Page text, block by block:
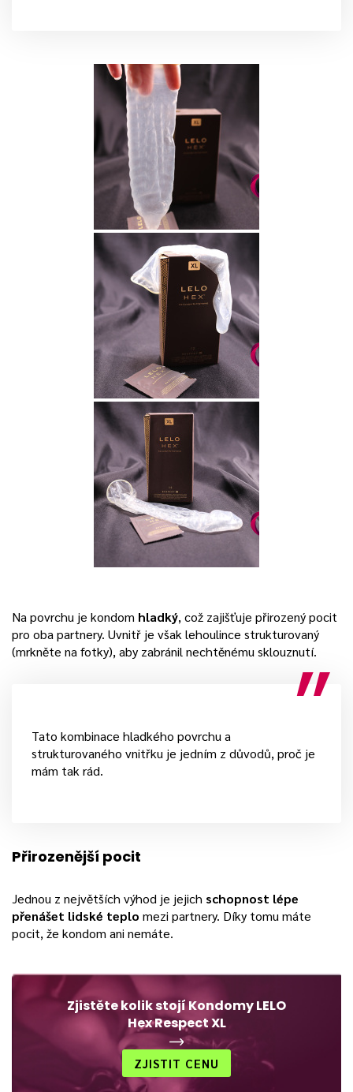
Na povrchu je kondom hladký, což zajišťuje přirozený pocit
pro oba partnery. Uvnitř je však lehoulince strukturovaný
(mrkněte na fotky), aby zabránil nechtěnému sklouznutí.
Tato kombinace hladkého povrchu a
strukturovaného vnitřku je jedním z důvodů, proč je
mám tak rád.
Přirozenější pocit
Jednou z největších výhod je jejich schopnost lépe
přenášet lidské teplo mezi partnery. Díky tomu máte
pocit, že kondom ani nemáte.
Zjistěte kolik stojí Kondomy LELO
Hex Respect XL
ZJISTIT CENU